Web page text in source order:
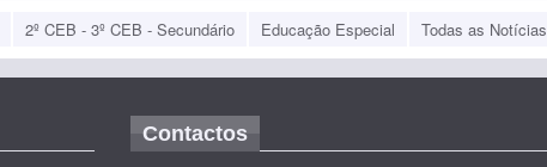
2º CEB - 3º CEB - Secundário Educação Especial Todas as Notícias
Contactos